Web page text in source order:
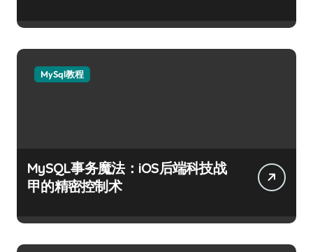
MySql教程
MySQL事务魔法：iOS后端科技战
甲的精密控制术